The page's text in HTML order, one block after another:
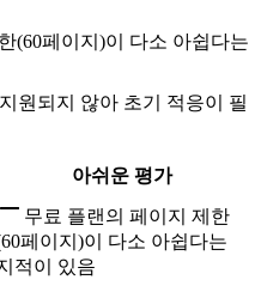
(60페이지)이 다소 아쉽다는
원되지 않아 초기 적응이 필
아쉬운 평가
무료 플랜의 페이지 제한
페이지)이 다소 아쉽다는
적이 있음